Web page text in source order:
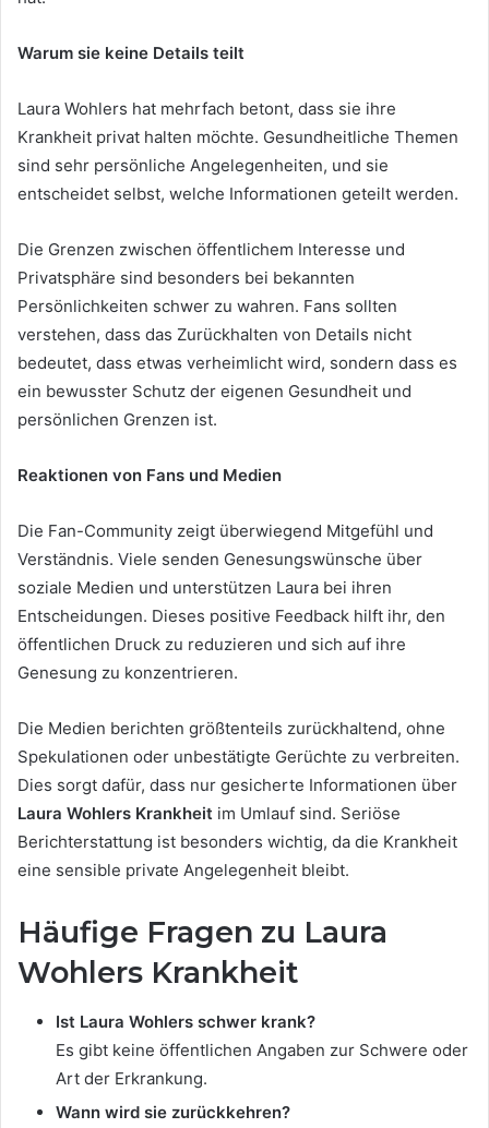
Warum sie keine Details teilt
Laura Wohlers hat mehrfach betont, dass sie ihre
Krankheit privat halten möchte. Gesundheitliche Themen
sind sehr persönliche Angelegenheiten, und sie
entscheidet selbst, welche Informationen geteilt werden.
Die Grenzen zwischen öffentlichem Interesse und
Privatsphäre sind besonders bei bekannten
Persönlichkeiten schwer zu wahren. Fans sollten
verstehen, dass das Zurückhalten von Details nicht
bedeutet, dass etwas verheimlicht wird, sondern dass es
ein bewusster Schutz der eigenen Gesundheit und
persönlichen Grenzen ist.
Reaktionen von Fans und Medien
Die Fan-Community zeigt überwiegend Mitgefühl und
Verständnis. Viele senden Genesungswünsche über
soziale Medien und unterstützen Laura bei ihren
Entscheidungen. Dieses positive Feedback hilft ihr, den
öffentlichen Druck zu reduzieren und sich auf ihre
Genesung zu konzentrieren.
Die Medien berichten größtenteils zurückhaltend, ohne
Spekulationen oder unbestätigte Gerüchte zu verbreiten.
Dies sorgt dafür, dass nur gesicherte Informationen über
Laura Wohlers Krankheit im Umlauf sind. Seriöse
Berichterstattung ist besonders wichtig, da die Krankheit
eine sensible private Angelegenheit bleibt.
Häufige Fragen zu Laura
Wohlers Krankheit
Ist Laura Wohlers schwer krank?
Es gibt keine öffentlichen Angaben zur Schwere oder
Art der Erkrankung.
Wann wird sie zurückkehren?